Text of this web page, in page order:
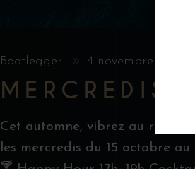
Bootlegger 4 novembre 2025
MERCREDIS
Cet automne, vibrez au
les mercredis du 15 octobre